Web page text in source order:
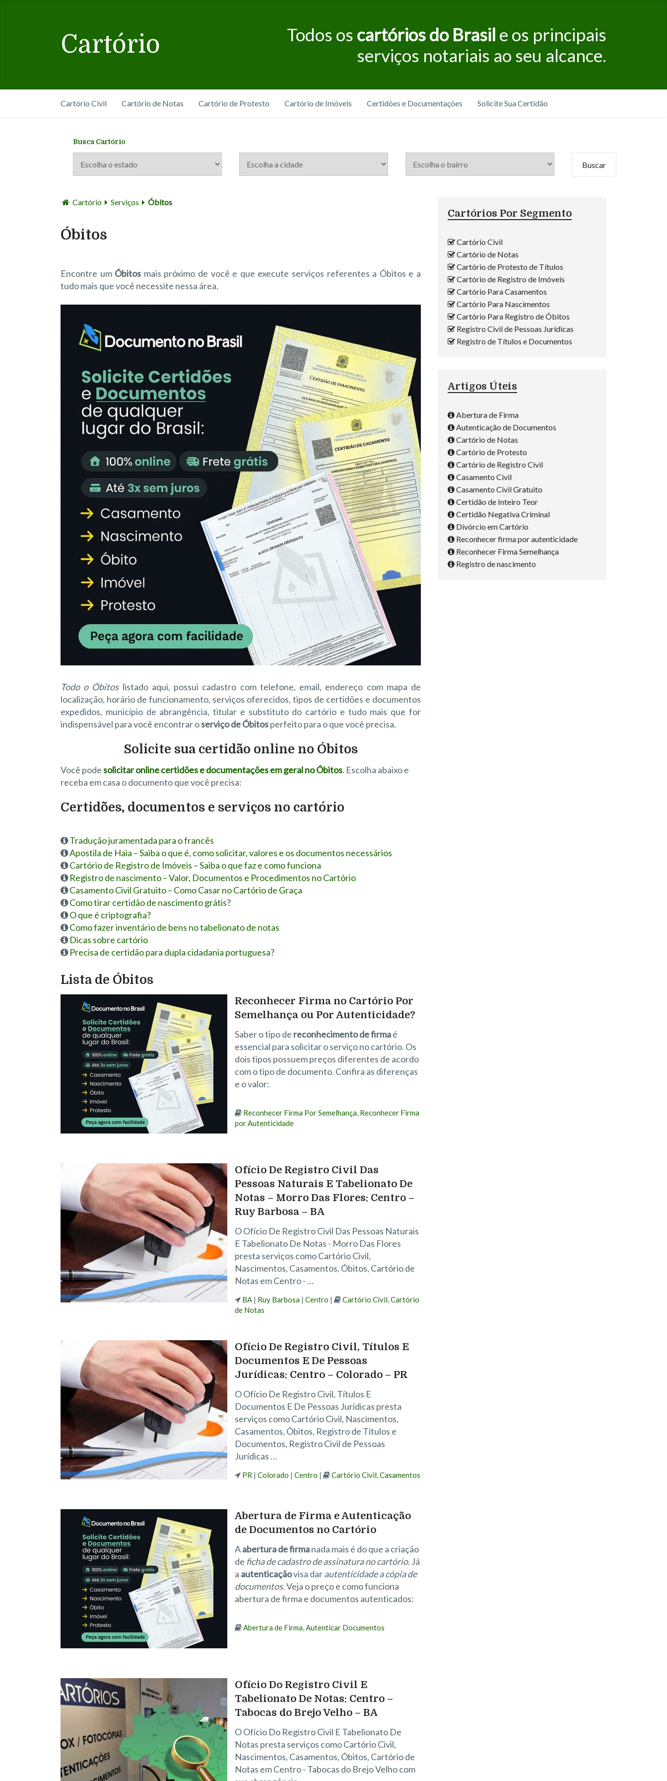
Cartório Todos os cartórios do Brasil e os principais
serviços notariais ao seu alcance.
Cartório Civil Cartório de Notas Cartório de Protesto Cartório de Imóveis Certidões e Documentações Solicite Sua Certidão
Busca Cartório
Cartório Serviços Óbitos
Óbitos
Encontre um Óbitos mais próximo de você e que execute serviços referentes a Óbitos e a
tudo mais que você necessite nessa área.
Todo o Óbitoslistado aqui, possui cadastro com telefone, email, endereço com mapa de
localização, horário de funcionamento, serviços oferecidos, tipos de certidões e documentos
expedidos, município de abrangência, titular e substituto do cartório e tudo mais que for
indispensável para você encontrar oserviço de Óbitosperfeito para o que você precisa.
Solicite sua certidão online no Óbitos
Você podesolicitar online certidões e documentações em geral no Óbitos. Escolha abaixo e
receba em casa o documento que você precisa:
Certidões, documentos e serviços no cartório
Tradução juramentada para o francês
Apostila de Haia – Saiba o que é, como solicitar, valores e os documentos necessários
Cartório de Registro de Imóveis – Saiba o que faz e como funciona
Registro de nascimento – Valor, Documentos e Procedimentos no Cartório
Casamento Civil Gratuito – Como Casar no Cartório de Graça
Como tirar certidão de nascimento grátis?
O que é criptografia?
Como fazer inventário de bens no tabelionato de notas
Dicas sobre cartório
Precisa de certidão para dupla cidadania portuguesa?
Lista de Óbitos
Reconhecer Firma no Cartório Por
Semelhança ou Por Autenticidade?
Saber o tipo de reconhecimento de firmaé
essencial para solicitar o serviço no cartório. Os
dois tipos possuem preços diferentes de acordo
com o tipo de documento. Confira as diferenças
e o valor:
Reconhecer Firma Por Semelhança, Reconhecer Firma
por Autenticidade
Ofício De Registro Civil Das
Pessoas Naturais E Tabelionato De
Notas – Morro Das Flores: Centro –
Ruy Barbosa – BA
O Ofício De Registro Civil Das Pessoas Naturais
E Tabelionato De Notas - Morro Das Flores
presta serviços como Cartório Civil,
Nascimentos, Casamentos, Óbitos, Cartório de
Notas em Centro - …
BA | Ruy Barbosa | Centro | Cartório Civil,Cartório
de Notas
Ofício De Registro Civil, Títulos E
Documentos E De Pessoas
Jurídicas: Centro – Colorado – PR
O Ofício De Registro Civil, Títulos E
Documentos E De Pessoas Jurídicas presta
serviços como Cartório Civil, Nascimentos,
Casamentos, Óbitos, Registro de Títulos e
Documentos, Registro Civil de Pessoas
Jurídicas …
PR | Colorado | Centro | Cartório Civil,Casamentos
Abertura de Firma e Autenticação
de Documentos no Cartório
Aabertura de firmanada mais é do que a criação
de ficha de cadastro de assinatura no cartório. Já
a autenticaçãovisa darautenticidade a cópia de
documentos. Veja o preço e como funciona
abertura de firma e documentos autenticados:
Abertura de Firma,Autenticar Documentos
Ofício Do Registro Civil E
Tabelionato De Notas: Centro –
Tabocas do Brejo Velho – BA
O Ofício Do Registro Civil E Tabelionato De
Notas presta serviços como Cartório Civil,
Nascimentos, Casamentos, Óbitos, Cartório de
Notas em Centro - Tabocas do Brejo Velho com
Cartórios Por Segmento
Cartório Civil
Cartório de Notas
Cartório de Protesto de Títulos
Cartório de Registro de Imóveis
Cartório Para Casamentos
Cartório Para Nascimentos
Cartório Para Registro de Óbitos
Registro Civil de Pessoas Jurídicas
Registro de Títulos e Documentos
Artigos Úteis
Abertura de Firma
Autenticação de Documentos
Cartório de Notas
Cartório de Protesto
Cartório de Registro Civil
Casamento Civil
Casamento Civil Gratuito
Certidão de Inteiro Teor
Certidão Negativa Criminal
Divórcio em Cartório
Reconhecer firma por autenticidade
Reconhecer Firma Semelhança
Registro de nascimento